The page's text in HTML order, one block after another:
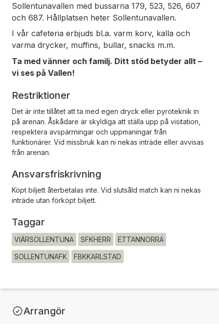
Sollentunavallen med bussarna 179, 523, 526, 607
och 687. Hållplatsen heter Sollentunavallen.
I vår cafeteria erbjuds bl.a. varm korv, kalla och
varma drycker, muffins, bullar, snacks m.m.
Ta med vänner och familj. Ditt stöd betyder allt –
vi ses på Vallen!
Restriktioner
Det är inte tillåtet att ta med egen dryck eller pyroteknik in
på arenan. Åskådare är skyldiga att ställa upp på visitation,
respektera avspärrningar och uppmaningar från
funktionärer. Vid missbruk kan ni nekas inträde eller avvisas
från arenan.
Ansvarsfriskrivning
Köpt biljett återbetalas inte. Vid slutsåld match kan ni nekas
inträde utan förköpt biljett.
Taggar
VIÄRSOLLENTUNA SFKHERR ETTANNORRA
SOLLENTUNAFK FBKKARLSTAD
Arrangör